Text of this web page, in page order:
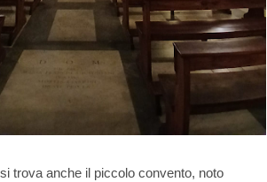
trova anche il piccolo convento, noto